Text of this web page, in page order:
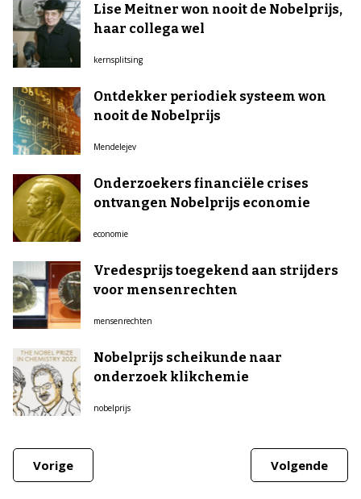
Lise Meitner won nooit de Nobelprijs,
haar collega wel
kernsplitsing
Ontdekker periodiek systeem won
nooit de Nobelprijs
Mendelejev
Onderzoekers financiële crises
ontvangen Nobelprijs economie
economie
Vredesprijs toegekend aan strijders
voor mensenrechten
mensenrechten
Nobelprijs scheikunde naar
onderzoek klikchemie
nobelprijs
Vorige Volgende